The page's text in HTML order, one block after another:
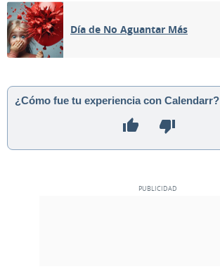
Día de No Aguantar Más
¿Cómo fue tu experiencia con Calendarr?